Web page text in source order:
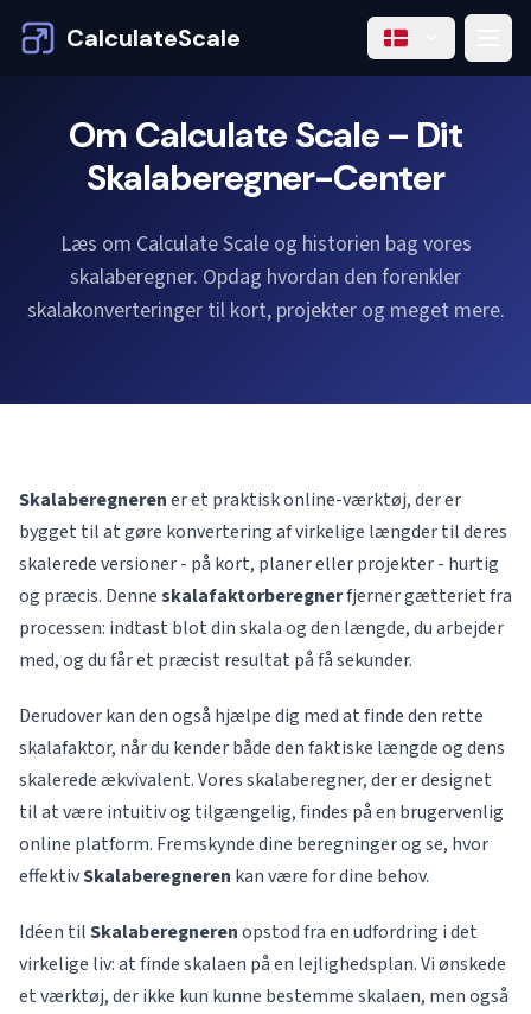
CalculateScale
Om Calculate Scale – Dit
Skalaberegner-Center
Læs om Calculate Scale og historien bag vores
skalaberegner. Opdag hvordan den forenkler
skalakonverteringer til kort, projekter og meget mere.
Skalaberegnerener et praktisk online-værktøj, der er
bygget til at gøre konvertering af virkelige længder til deres
skalerede versioner - på kort, planer eller projekter - hurtig
og præcis. Denneskalafaktorberegnerfjerner gætteriet fra
processen: indtast blot din skala og den længde, du arbejder
med, og du får et præcist resultat på få sekunder.
Derudover kan den også hjælpe dig med at finde den rette
skalafaktor, når du kender både den faktiske længde og dens
skalerede ækvivalent. Vores skalaberegner, der er designet
til at være intuitiv og tilgængelig, findes på en brugervenlig
online platform. Fremskynde dine beregninger og se, hvor
effektivSkalaberegneren kan være for dine behov.
Idéen tilSkalaberegnerenopstod fra en udfordring i det
virkelige liv: at finde skalaen på en lejlighedsplan. Vi ønskede
et værktøj, der ikke kun kunne bestemme skalaen, men også